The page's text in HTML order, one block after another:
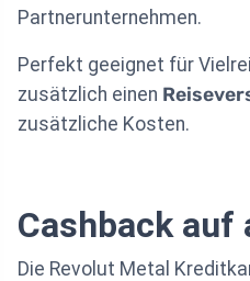
Partnerunternehmen.
Perfekt geeignet für
zusätzlich einen
zusätzliche Kosten.
Cashback auf
Die Revolut Metal